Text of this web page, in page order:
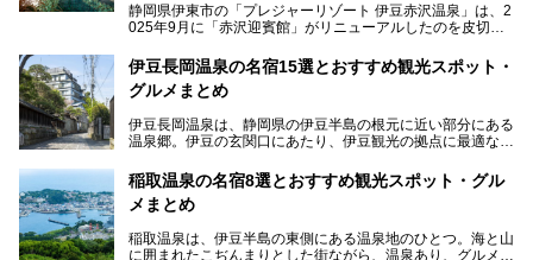
静岡県伊東市の「プレジャーリゾート 伊豆赤沢温泉」は、2
025年9月に「赤沢迎賓館」がリニューアルしたのを皮切り
館」、「RED 28 HOTEL」がリニューアル。さらにこのあ
とグランピング施設のGRAX EARTH FIELD（グラックスア
ースフィールド）、大型屋内アミューズメント施設のPLEA
予定。
ャー施設など、現在リニューアルオープンしている施設を中
心に、家族連れでも大人だけでも、おひとりさまでも多彩な
楽しみ方ができる「プレジャーリゾート 伊豆赤沢温泉」を
伊豆長岡温泉の名宿15選とおすすめ観光スポット・
グルメまとめ
伊豆長岡温泉は、静岡県の伊豆半島の根元に近い部分にある
温泉郷。伊豆の玄関口にあたり、伊豆観光の拠点に最適な立
ちろん日帰りでも楽しめるのが魅力です。
この記事では、伊豆長岡温泉の歴史や魅力、おすすめの宿を
る温泉施設も紹介します！
稲取温泉の名宿8選とおすすめ観光スポット・グル
メまとめ
稲取温泉は、伊豆半島の東側にある温泉地のひとつ。海と山
に囲まれたこぢんまりとした街ながら、温泉あり、グルメあ